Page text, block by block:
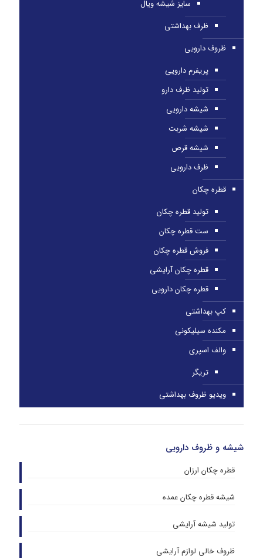
سایز شیشه ویال
ظرف بهداشتی
ظروف دارویی
پریفرم دارویی
تولید ظرف دارو
شیشه دارویی
شیشه شربت
شیشه قرص
ظرف دارویی
قطره چکان
تولید قطره چکان
ست قطره چکان
فروش قطره چکان
قطره چکان آرایشی
قطره چکان دارویی
کپ بهداشتی
مکنده سیلیکونی
والف اسپری
تریگر
ویدیو ظروف بهداشتی
شیشه و ظروف دارویی
قطره چکان ارزان
شیشه قطره چکان عمده
تولید شیشه آرایشی
ظروف خالی لوازم آرایشی